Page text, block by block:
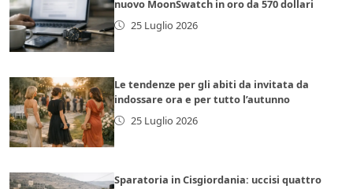
nuovo MoonSwatch in oro da 570 dollari
25 Luglio 2026
Le tendenze per gli abiti da invitata da
indossare ora e per tutto l’autunno
25 Luglio 2026
Sparatoria in Cisgiordania: uccisi quattro